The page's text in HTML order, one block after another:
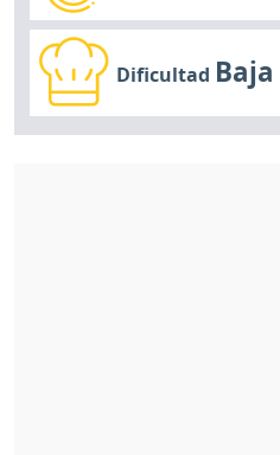
Dificultad Baja